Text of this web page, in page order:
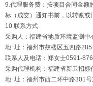
9.代理服务费：按项目合同金额
标（成交）通知书前，以转账或
10.联系方式
采购人：福建省地质环境监测中
地 址：福州市鼓楼区五四路285
联系人及电话：郑女士0591-
采购代理机构：福建省新卫招标
地 址：福州市西二环中路301